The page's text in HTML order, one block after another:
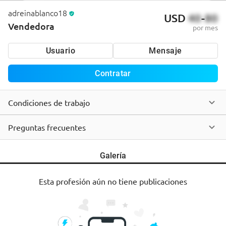
adreinablanco18
Vendedora
USD 40-80
por mes
Usuario Mensaje
Contratar
Condiciones de trabajo
Preguntas frecuentes
Galería
Esta profesión aún no tiene publicaciones